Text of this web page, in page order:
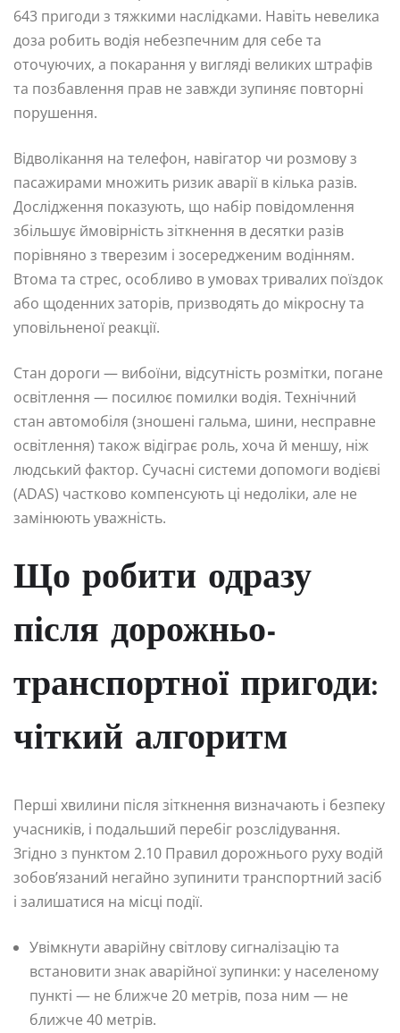
643 пригоди з тяжкими наслідками. Навіть невелика
доза робить водія небезпечним для себе та
оточуючих, а покарання у вигляді великих штрафів
та позбавлення прав не завжди зупиняє повторні
порушення.
Відволікання на телефон, навігатор чи розмову з
пасажирами множить ризик аварії в кілька разів.
Дослідження показують, що набір повідомлення
збільшує ймовірність зіткнення в десятки разів
порівняно з тверезим і зосередженим водінням.
Втома та стрес, особливо в умовах тривалих поїздок
або щоденних заторів, призводять до мікросну та
уповільненої реакції.
Стан дороги — вибоїни, відсутність розмітки, погане
освітлення — посилює помилки водія. Технічний
стан автомобіля (зношені гальма, шини, несправне
освітлення) також відіграє роль, хоча й меншу, ніж
людський фактор. Сучасні системи допомоги водієві
(ADAS) частково компенсують ці недоліки, але не
замінюють уважність.
Що робити одразу
після дорожньо-
транспортної пригоди:
чіткий алгоритм
Перші хвилини після зіткнення визначають і безпеку
учасників, і подальший перебіг розслідування.
Згідно з пунктом 2.10 Правил дорожнього руху водій
зобов’язаний негайно зупинити транспортний засіб
і залишатися на місці події.
Увімкнути аварійну світлову сигналізацію та
встановити знак аварійної зупинки: у населеному
пункті — не ближче 20 метрів, поза ним — не
ближче 40 метрів.